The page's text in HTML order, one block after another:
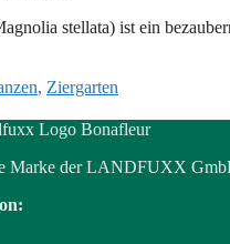
stellata) ist ein
, Ziergarten
Marke der LANDFUXX